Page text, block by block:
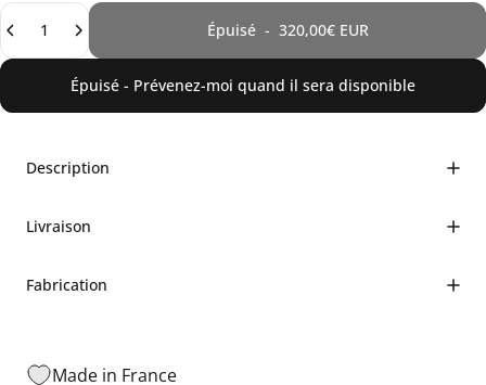
Quantité
Épuisé- 320,00€ EUR
Épuisé - Prévenez-moi quand il sera disponible
Description
Livraison
Fabrication
Made in France